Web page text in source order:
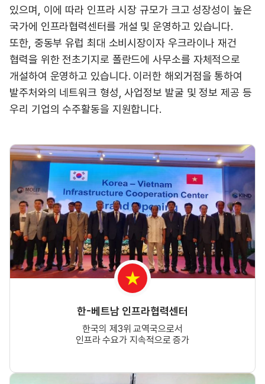
있으며, 이에 따라 인프라 시장 규모가 크고 성장성이 높은
국가에 인프라협력센터를 개설 및 운영하고 있습니다.
또한, 중동부 유럽 최대 소비시장이자 우크라이나 재건
협력을 위한 전초기지로 폴란드에 사무소를 자체적으로
개설하여 운영하고 있습니다. 이러한 해외거점을 통하여
발주처와의 네트워크 형성, 사업정보 발굴 및 정보 제공 등
우리 기업의 수주활동을 지원합니다.
한-베트남 인프라협력센터
한국의 제3위 교역국으로서
인프라 수요가 지속적으로 증가